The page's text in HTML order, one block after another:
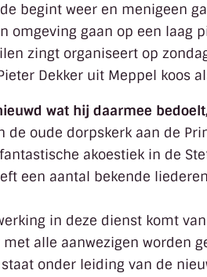
begint weer en menigeen
omgeving gaan op een laag
zingt organiseert op
Dekker uit Meppel koos
wat hij daarmee
de oude dorpskerk aan de
akoestiek in de
een aantal bekende
in deze dienst komt
alle aanwezigen worden
onder leiding van de